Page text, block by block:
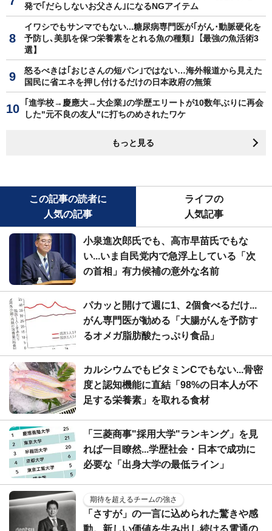
発で｢だらしないお父さん｣になるNGアイテム
イワシでもサンマでもない...糖尿病専門医が｢がん･動脈硬化を
予防し､美肌を保つ栄養素をとれる魚の種類｣【最強の魚活術3
選】
怒るべきは｢おじさんの短パン｣ではない…海外報道から見えた
国民に省エネを押し付けるだけの日本政府の無策
｢進学校→慶應大→大企業｣の学歴エリートが10数年ぶりに再会
した"元不良の友人"に打ちのめされたワケ
もっと見る
この記事の読者に
人気の記事
ライフの
人気記事
小泉進次郎氏でも、高市早苗氏でもな
い...いま自民党内で急浮上している「次
の首相」有力候補の意外な名前
パカッと開けて週に1、2個食べるだけ...
がん専門医が勧める「大腸がんを予防す
るオメガ脂肪酸たっぷり食品」
カルシウムでもビタミンCでもない...骨密
度と認知機能に直結「98%の日本人が不
足する栄養素」を取れる食材
「三菱商事"採用大学"ランキング」を見
れば一目瞭然...学歴社会・日本で成功に
必要な「出身大学の最低ライン」
期待を超えるチームの強さ
「さすが」の一言に込められた驚きや感
動。新しい価値を生み出し続ける電通の